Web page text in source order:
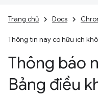
Trang chủ Docs
Thông tin này có hữu ích
Thông báo
Bảng điều